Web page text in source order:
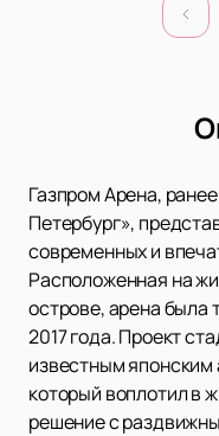
Газпром Арена,
Петербург»,
современных и
Расположенная на
острове, арена была
2017 года. Проект
известным японским
который воплотил в
решение с